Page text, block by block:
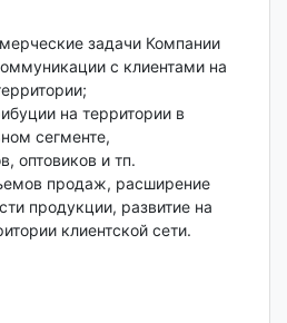
задачи Компании
с клиентами на
на территории в
сегменте,
оптовиков и тп.
продаж, расширение
продукции, развитие на
клиентской сети.